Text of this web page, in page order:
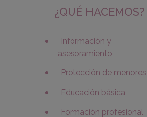
¿QUÉ HACEMOS?
Información y
asesoramiento
Protección de menores
Educación básica
Formación profesional